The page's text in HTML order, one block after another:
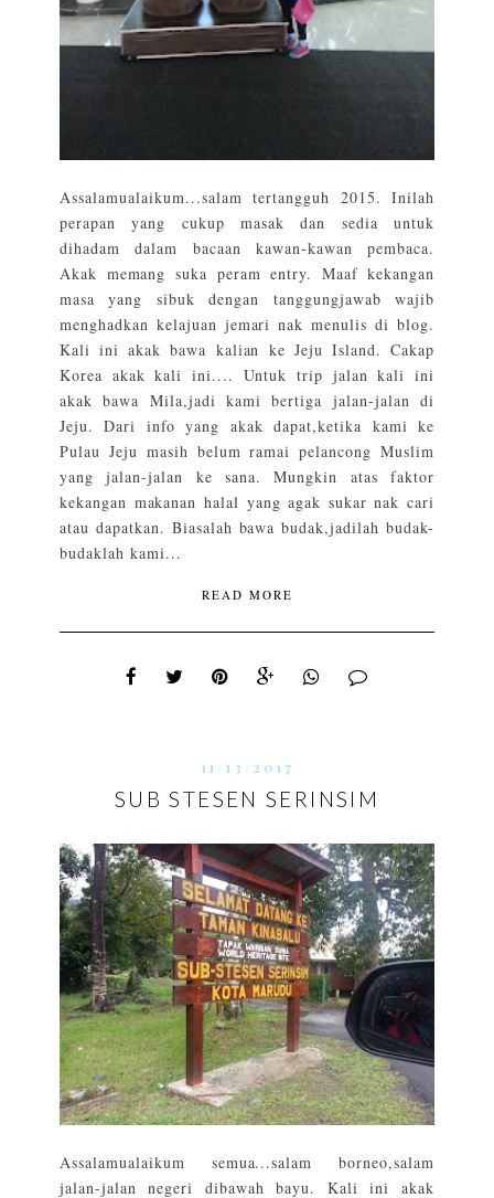
Assalamualaikum...salam tertangguh 2015. Inilah
perapan yang cukup masak dan sedia untuk
dihadam dalam bacaan kawan-kawan pembaca.
Akak memang suka peram entry. Maaf kekangan
masa yang sibuk dengan tanggungjawab wajib
menghadkan kelajuan jemari nak menulis di blog.
Kali ini akak bawa kalian ke Jeju Island. Cakap
Korea akak kali ini.... Untuk trip jalan kali ini
akak bawa Mila,jadi kami bertiga jalan-jalan di
Jeju. Dari info yang akak dapat,ketika kami ke
Pulau Jeju masih belum ramai pelancong Muslim
yang jalan-jalan ke sana. Mungkin atas faktor
kekangan makanan halal yang agak sukar nak cari
atau dapatkan. Biasalah bawa budak,jadilah budak-
budaklah kami...
READ MORE
11/13/2017
SUB STESEN SERINSIM
Assalamualaikum semua...salam borneo,salam
jalan-jalan negeri dibawah bayu. Kali ini akak